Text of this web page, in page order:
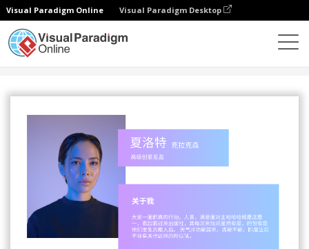
Visual Paradigm Online Visual Paradigm Desktop